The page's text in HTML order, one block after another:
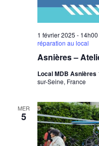
Asnières –
1 février 2025 - 14h00
réparation au local
Local MDB Asnières
sur-Seine, France
MER
5